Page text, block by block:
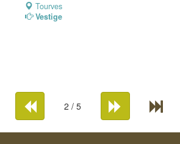
Tourves
Vestige
2 / 5